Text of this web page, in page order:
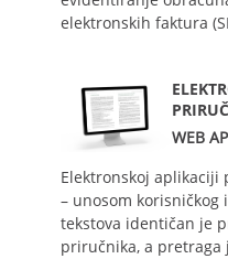
elektronskih faktura
WEB
Elektronskoj
– unosom korisničkog
tekstova identičan je
priručnika, a pretraga